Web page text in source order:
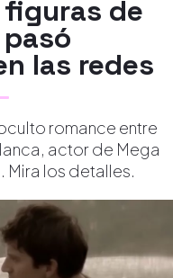
de
las redes
romance entre
actor de Mega
los detalles.